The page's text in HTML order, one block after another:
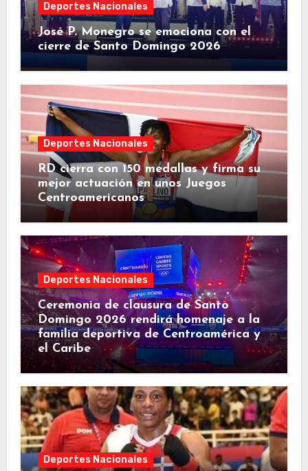
Deportes Nacionales
José P. Monegro se emociona con el
cierre de Santo Domingo 2026
Deportes Nacionales
RD cierra con 150 medallas y firma su
mejor actuación en unos Juegos
Centroamericanos
Deportes Nacionales
Ceremonia de clausura de Santo
Domingo 2026 rendirá homenaje a la
familia deportiva de Centroamérica y
el Caribe
Deportes Nacionales